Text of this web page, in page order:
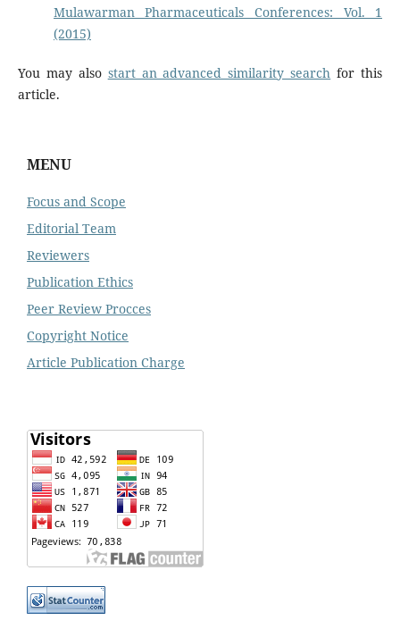
Mulawarman Pharmaceuticals Conferences: Vol. 1
(2015)
You may also start an advanced similarity search for this
article.
MENU
Focus and Scope
Editorial Team
Reviewers
Publication Ethics
Peer Review Procces
Copyright Notice
Article Publication Charge